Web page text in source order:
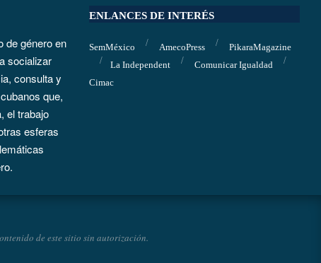
de género en
socializar
consulta y
que,
el trabajo
esferas
ENLANCES DE INTERÉS
SemMéxico AmecoPress
PikaraMagazine
La Independent
Comunicar Igualdad
Cimac
de este sitio sin autorización.